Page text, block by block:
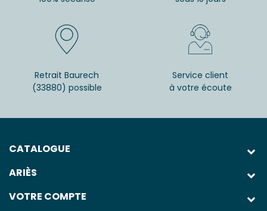
Retrait Baurech
(33880) possible
Service client
à votre écoute
CATALOGUE
ARIÈS
VOTRE COMPTE